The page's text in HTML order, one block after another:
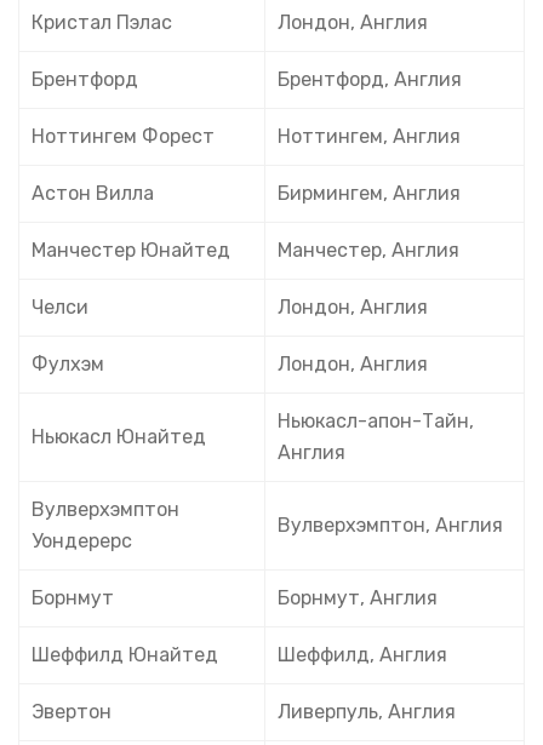
Кристал Пэлас Лондон, Англия
Брентфорд Брентфорд, Англия
Ноттингем Форест Ноттингем, Англия
Астон Вилла Бирмингем, Англия
Манчестер Юнайтед Манчестер, Англия
Челси Лондон, Англия
Фулхэм Лондон, Англия
Ньюкасл Юнайтед
Ньюкасл-апон-Тайн,
Англия
Вулверхэмптон
Уондерерс
Вулверхэмптон, Англия
Борнмут Борнмут, Англия
Шеффилд Юнайтед Шеффилд, Англия
Эвертон Ливерпуль, Англия